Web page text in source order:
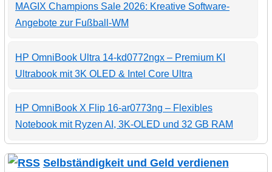
MAGIX Champions Sale 2026: Kreative Software-
Angebote zur Fußball-WM
HP OmniBook Ultra 14-kd0772ngx – Premium KI
Ultrabook mit 3K OLED & Intel Core Ultra
HP OmniBook X Flip 16-ar0773ng – Flexibles
Notebook mit Ryzen AI, 3K-OLED und 32 GB RAM
Selbständigkeit und Geld verdienen